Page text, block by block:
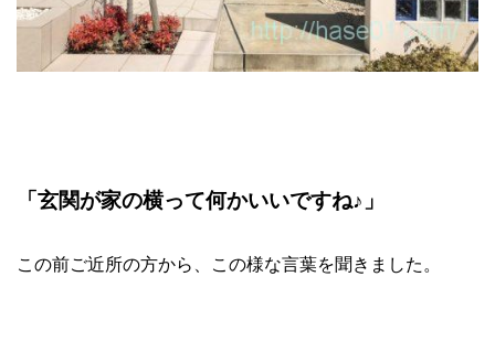
「玄関が家の横って何かいいですね♪」
この前ご近所の方から、この様な言葉を聞きました。